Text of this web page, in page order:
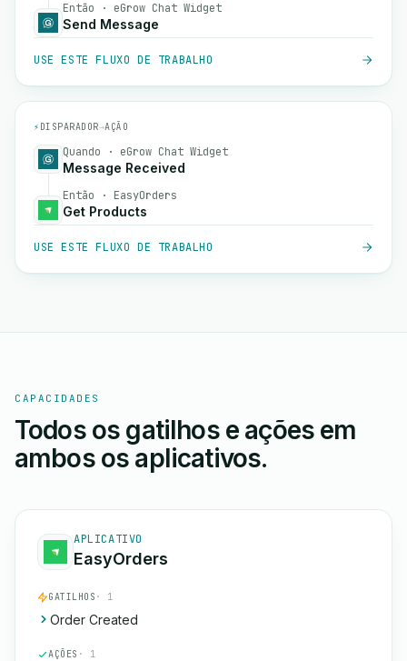
Então · eGrow Chat Widget
Send Message
USE ESTE FLUXO DE TRABALHO
⚡ DISPARADOR→AÇÃO
Quando · eGrow Chat Widget
Message Received
Então · EasyOrders
Get Products
USE ESTE FLUXO DE TRABALHO
CAPACIDADES
Todos os gatilhos e ações em
ambos os aplicativos.
APLICATIVO
EasyOrders
GATILHOS · 1
Order Created
AÇÕES · 1